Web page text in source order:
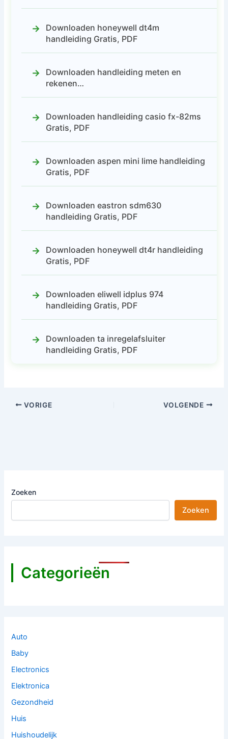
Downloaden honeywell dt4m
handleiding Gratis, PDF
Downloaden handleiding meten en
rekenen…
Downloaden handleiding casio fx-82ms
Gratis, PDF
Downloaden aspen mini lime handleiding
Gratis, PDF
Downloaden eastron sdm630
handleiding Gratis, PDF
Downloaden honeywell dt4r handleiding
Gratis, PDF
Downloaden eliwell idplus 974
handleiding Gratis, PDF
Downloaden ta inregelafsluiter
handleiding Gratis, PDF
VORIGE VOLGENDE
Zoeken
Zoeken
Categorieën
Auto
Baby
Electronics
Elektronica
Gezondheid
Huis
Huishoudelijk